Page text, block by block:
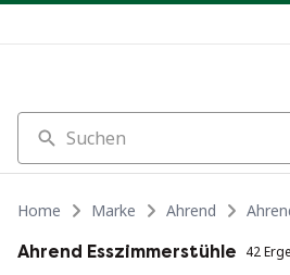
Suchen
Home Marke Ahrend
Ahrend Esszimmerstühle 42